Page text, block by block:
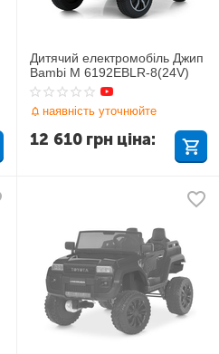
Дитячий електромобіль Джип
Bambi M 6192EBLR-8(24V)
наявність уточнюйте
12 610 грн ціна: